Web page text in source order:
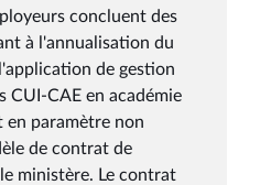
concluent des
à l'annualisation du
de gestion
CUI-CAE en académie
paramètre non
de contrat de
ministère. Le contrat